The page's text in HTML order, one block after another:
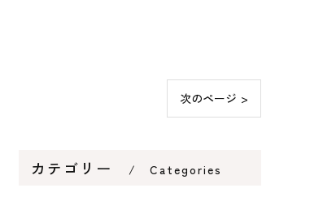
次のページ >
カテゴリー Categories